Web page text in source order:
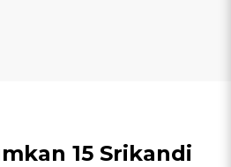
15 Srikandi